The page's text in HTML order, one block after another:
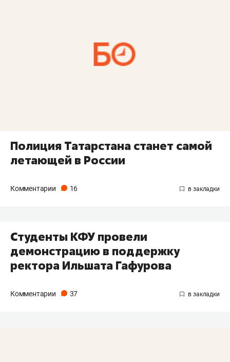
Полиция Татарстана станет самой
летающей в России
Комментарии 16
Студенты КФУ провели
демонстрацию в поддержку
ректора Ильшата Гафурова
Комментарии 37